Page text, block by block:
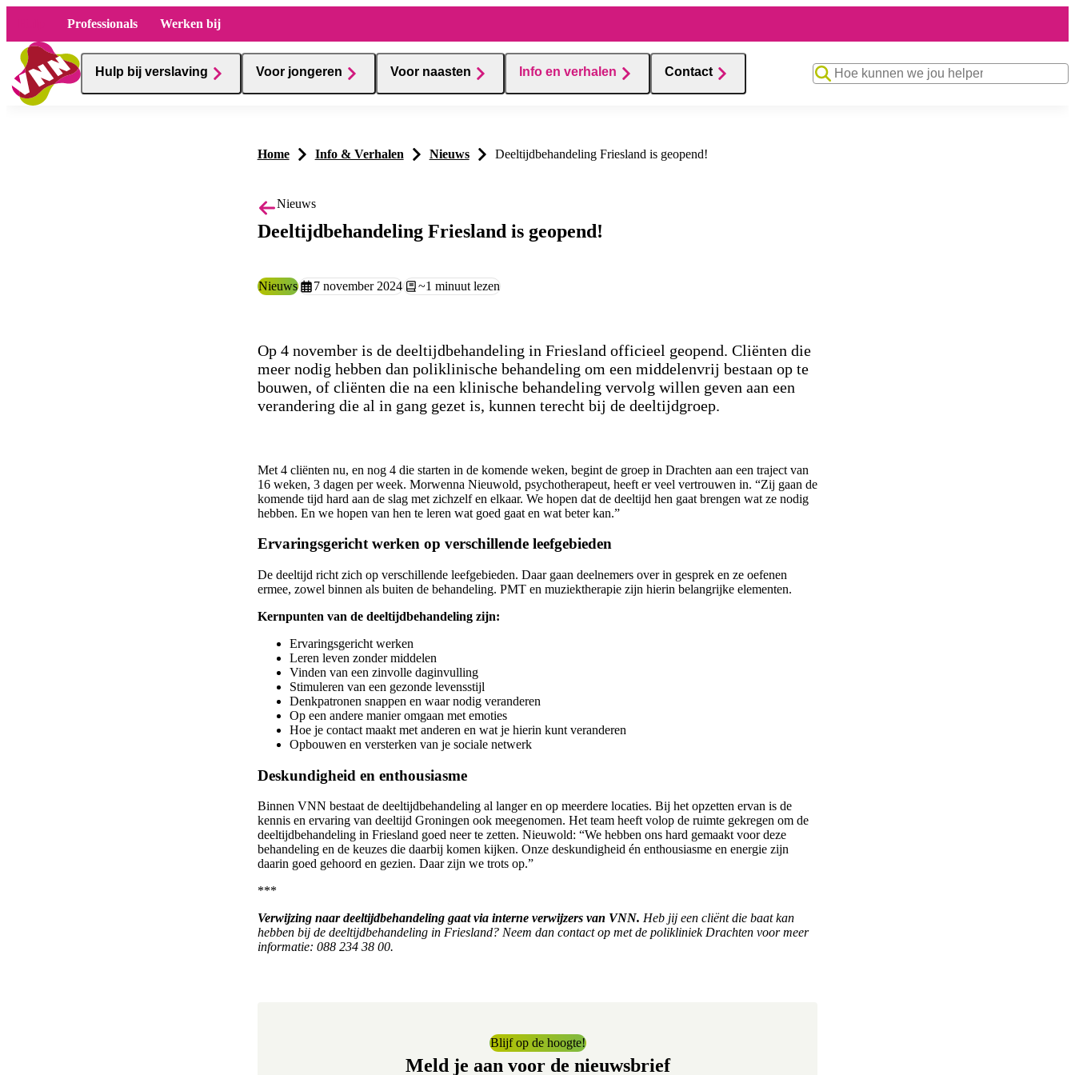
Professionals Werken bij
Hulp bij verslaving Voor jongeren Voor naasten Info en verhalen Contact Zoekwoord
Home Info & Verhalen Nieuws Deeltijdbehandeling Friesland is geopend!
Nieuws
Deeltijdbehandeling Friesland is geopend!
Type:
NieuwsAangemaakt op:
7 november 2024Leestijd:
~1 minuut lezen
Op 4 november is de deeltijdbehandeling in Friesland officieel geopend. Cliënten die
meer nodig hebben dan poliklinische behandeling om een middelenvrij bestaan op te
bouwen, of cliënten die na een klinische behandeling vervolg willen geven aan een
verandering die al in gang gezet is, kunnen terecht bij de deeltijdgroep.
Met 4 cliënten nu, en nog 4 die starten in de komende weken, begint de groep in Drachten aan een traject van
16 weken, 3 dagen per week. Morwenna Nieuwold, psychotherapeut, heeft er veel vertrouwen in. “Zij gaan de
komende tijd hard aan de slag met zichzelf en elkaar. We hopen dat de deeltijd hen gaat brengen wat ze nodig
hebben. En we hopen van hen te leren wat goed gaat en wat beter kan.”
Ervaringsgericht werken op verschillende leefgebieden
De deeltijd richt zich op verschillende leefgebieden. Daar gaan deelnemers over in gesprek en ze oefenen
ermee, zowel binnen als buiten de behandeling. PMT en muziektherapie zijn hierin belangrijke elementen.
Kernpunten van de deeltijdbehandeling zijn:
Ervaringsgericht werken
Leren leven zonder middelen
Vinden van een zinvolle daginvulling
Stimuleren van een gezonde levensstijl
Denkpatronen snappen en waar nodig veranderen
Op een andere manier omgaan met emoties
Hoe je contact maakt met anderen en wat je hierin kunt veranderen
Opbouwen en versterken van je sociale netwerk
Deskundigheid en enthousiasme
Binnen VNN bestaat de deeltijdbehandeling al langer en op meerdere locaties. Bij het opzetten ervan is de
kennis en ervaring van deeltijd Groningen ook meegenomen. Het team heeft volop de ruimte gekregen om de
deeltijdbehandeling in Friesland goed neer te zetten. Nieuwold: “We hebben ons hard gemaakt voor deze
behandeling en de keuzes die daarbij komen kijken. Onze deskundigheid én enthousiasme en energie zijn
daarin goed gehoord en gezien. Daar zijn we trots op.”
***
Verwijzing naar deeltijdbehandeling gaat via interne verwijzers van VNN. Heb jij een cliënt die baat kan
hebben bij de deeltijdbehandeling in Friesland? Neem dan contact op met de polikliniek Drachten voor meer
informatie: 088 234 38 00.
Blijf op de hoogte!
Meld je aan voor de nieuwsbrief